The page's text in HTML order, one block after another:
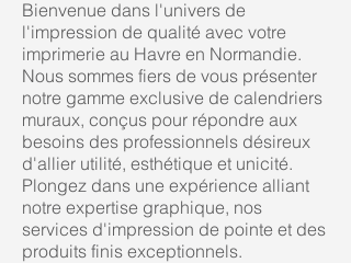
Bienvenue dans l'univers de
l'impression de qualité avec votre
imprimerie au Havre en Normandie.
Nous sommes fiers de vous présenter
notre gamme exclusive de calendriers
muraux, conçus pour répondre aux
besoins des professionnels désireux
d'allier utilité, esthétique et unicité.
Plongez dans une expérience alliant
notre expertise graphique, nos
services d'impression de pointe et des
produits finis exceptionnels.